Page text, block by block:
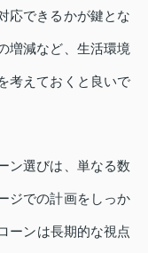
応できるかが鍵とな
増減など、生活環境
考えておくと良いで
ン選びは、単なる数
ジでの計画をしっか
ーンは長期的な視点